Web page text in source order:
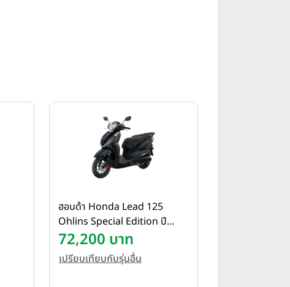
ฮอนด้า Honda Lead 125
Ohlins Special Edition ปี
2024
72,200 บาท
เปรียบเทียบกับรุ่นอื่น